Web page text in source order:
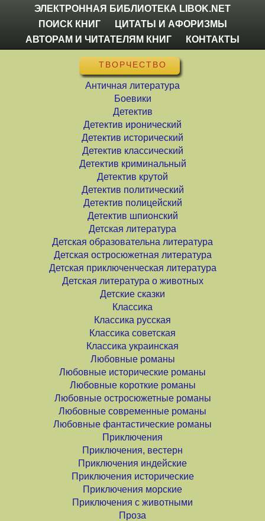
ЭЛЕКТРОННАЯ БИБЛИОТЕКА LIBOK.NET
ПОИСК КНИГ
ЦИТАТЫ И АФОРИЗМЫ
АВТОРАМ И ЧИТАТЕЛЯМ КНИГ
КОНТАКТЫ
ТВОРЧЕСТВО
Античная литература
Боевики
Детектив
Детектив иронический
Детектив исторический
Детектив классический
Детектив криминальный
Детектив крутой
Детектив политический
Детектив полицейский
Детектив шпионский
Детская литература
Детская образовательна литература
Детская остросюжетная литература
Детская приключенческая литература
Детская литература о животных
Детские сказки
Классика
Классика русская
Классика советская
Классика украинская
Любовные романы
Любовные исторические романы
Любовные короткие романы
Любовные остросюжетные романы
Любовные современные романы
Любовные фантастические романы
Приключения
Приключения, вестерн
Приключения индейские
Приключения исторические
Приключения морские
Приключения с животными
Проза